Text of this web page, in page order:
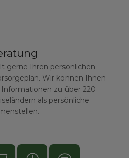
gerne Ihren persönlichen
Wir können Ihnen
zu über 220
als persönliche